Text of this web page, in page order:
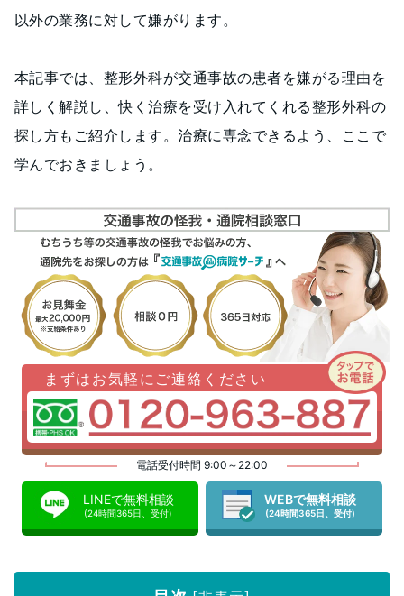
以外の業務に対して嫌がります。
本記事では、整形外科が交通事故の患者を嫌がる理由を
詳しく解説し、快く治療を受け入れてくれる整形外科の
探し方もご紹介します。治療に専念できるよう、ここで
学んでおきましょう。
まずはお気軽にご連絡ください
電話受付時間 9:00～22:00
LINEで無料相談
(24時間365日、受付)
WEBで無料相談
(24時間365日、受付)